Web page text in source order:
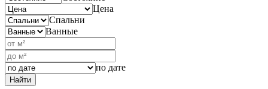
Цена
Спальни
Ванные
по дате
Найти